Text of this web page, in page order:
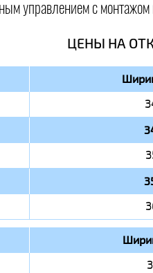
управлением с
ЦЕНЫ НА